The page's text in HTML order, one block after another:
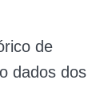
de
dados dos